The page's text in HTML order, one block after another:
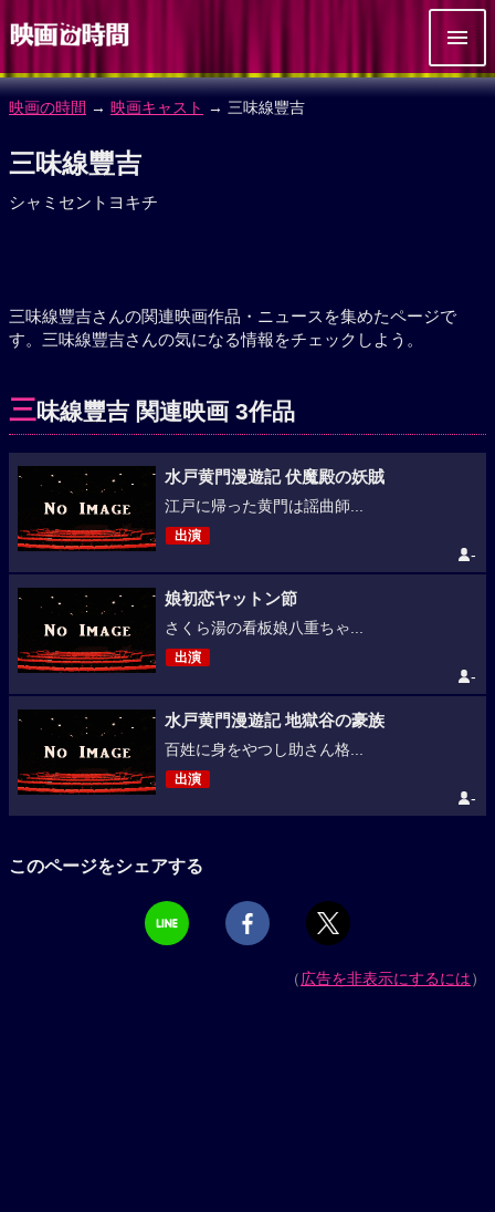
映画の時間 → 映画キャスト → 三味線豐吉
三味線豐吉
シャミセントヨキチ
三味線豐吉さんの関連映画作品・ニュースを集めたページで
す。三味線豐吉さんの気になる情報をチェックしよう。
三味線豐吉 関連映画 3作品
水戸黄門漫遊記 伏魔殿の妖賊
江戸に帰った黄門は謡曲師...
出演
-
娘初恋ヤットン節
さくら湯の看板娘八重ちゃ...
出演
-
水戸黄門漫遊記 地獄谷の豪族
百姓に身をやつし助さん格...
出演
-
このページをシェアする
（広告を非表示にするには）